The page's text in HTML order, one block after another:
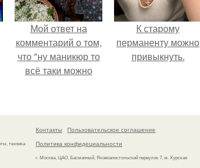
Мой ответ на
комментарий о том,
что "ну маникюр то
всё таки можно
К старому
перманенту можно
привыкнуть.
техника
Контакты
Пользовательское соглашение
Политика конфидециальности
г. Москва, ЦАО, Басманный, Яковоапостольский переулок 7, м. Курская